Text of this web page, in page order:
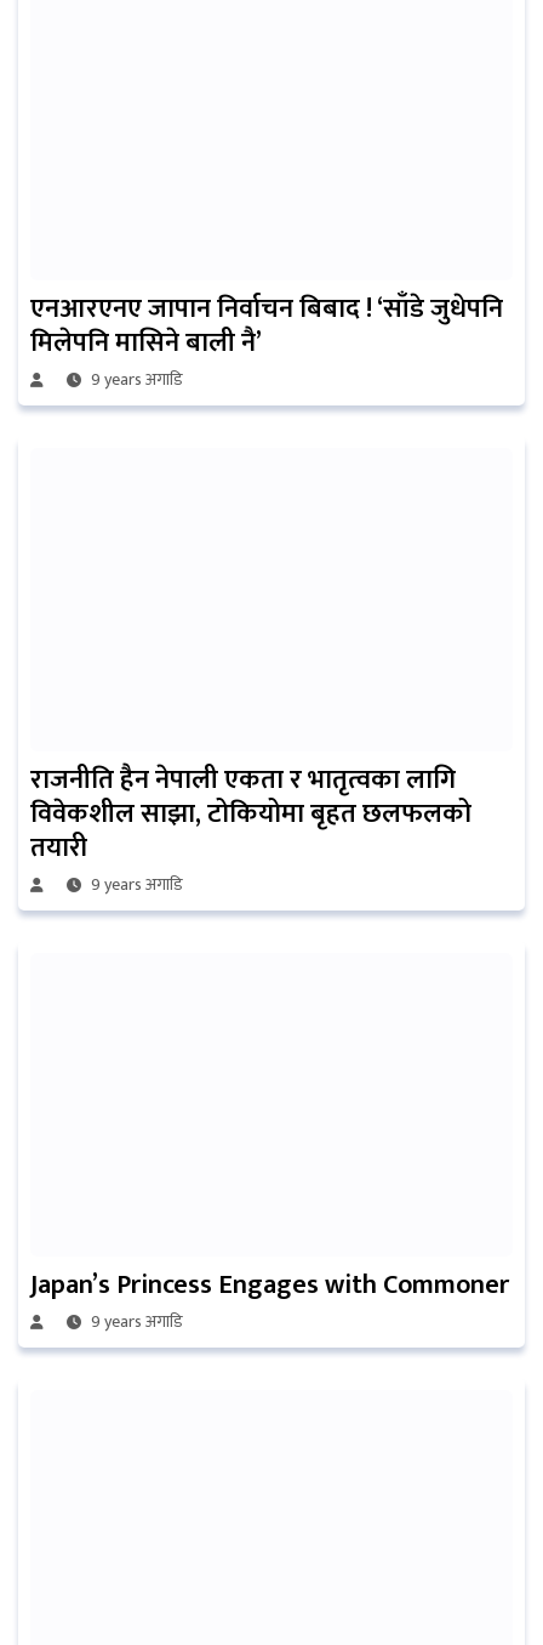
एनआरएनए जापान निर्वाचन बिबाद ! ‘साँडे जुधेपनि
मिलेपनि मासिने बाली नै’
9 years अगाडि
राजनीति हैन नेपाली एकता र भातृत्वका लागि
विवेकशील साझा, टोकियोमा बृहत छलफलको
तयारी
9 years अगाडि
Japan’s Princess Engages with Commoner
9 years अगाडि